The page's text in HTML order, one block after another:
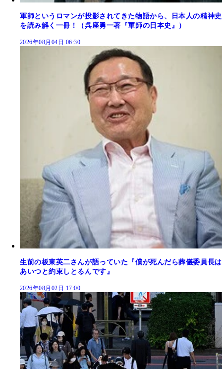
軍師というロマンが投影されてきた物語から、日本人の精神史
を読み解く一冊！（呉座勇一著『軍師の日本史』）
2026年08月04日 06:30
生前の板東英二さんが語っていた『僕が死んだら葬儀委員長は
あいつと約束しとるんです』
2026年08月02日 17:00